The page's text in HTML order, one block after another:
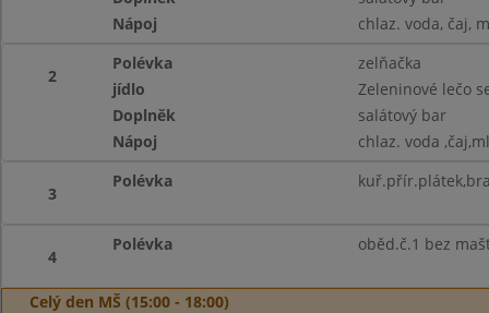
Nápoj
chlaz. voda, čaj,
2
Polévka
zelňačka
jídlo
Zeleninové lečo
Doplněk
salátový bar
Nápoj
chlaz. voda
3
Polévka
4
Polévka oběd.č.1 bez
Celý den MŠ (15:00 - 18:00)